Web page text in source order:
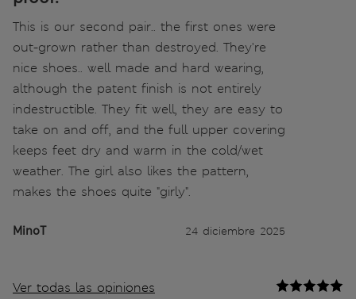
This is our second pair.. the first ones were
out-grown rather than destroyed. They're
nice shoes.. well made and hard wearing,
although the patent finish is not entirely
indestructible. They fit well, they are easy to
take on and off, and the full upper covering
keeps feet dry and warm in the cold/wet
weather. The girl also likes the pattern,
makes the shoes quite "girly".
MinoT 24 diciembre 2025
Ver todas las opiniones